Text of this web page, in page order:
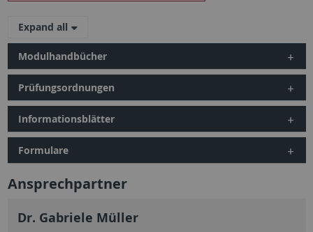
Expand all
Modulhandbücher
Prüfungsordnungen
Informationsblätter
Formulare
Ansprechpartner
Dr. Gabriele Müller